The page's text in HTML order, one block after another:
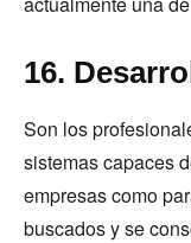
16.
Son los
sistemas capaces
empresas como
buscados y se